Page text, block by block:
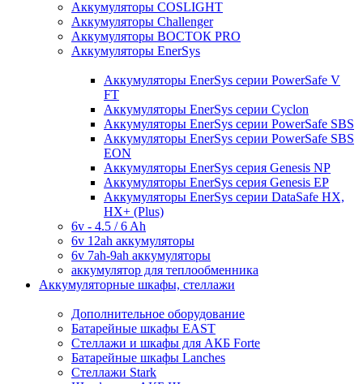
Аккумуляторы COSLIGHT
Аккумуляторы Challenger
Аккумуляторы ВОСТОК PRO
Аккумуляторы EnerSys
Аккумуляторы EnerSys серии PowerSafe V
FT
Аккумуляторы EnerSys серии Cyclon
Аккумуляторы EnerSys серии PowerSafe SBS
Аккумуляторы EnerSys серии PowerSafe SBS
EON
Аккумуляторы EnerSys серия Genesis NP
Аккумуляторы EnerSys серия Genesis EP
Аккумуляторы EnerSys серии DataSafe HX,
HX+ (Plus)
6v - 4.5 / 6 Ah
6v 12ah аккумуляторы
6v 7ah-9ah аккумуляторы
аккумулятор для теплообменника
Аккумуляторные шкафы, стеллажи
Дополнительное оборудование
Батарейные шкафы EAST
Стеллажи и шкафы для АКБ Forte
Батарейные шкафы Lanches
Стеллажи Stark